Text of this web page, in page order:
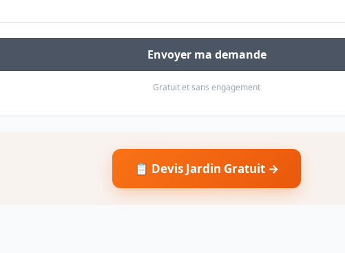
Envoyer ma demande
Gratuit et sans engagement
📋 Devis Jardin Gratuit →